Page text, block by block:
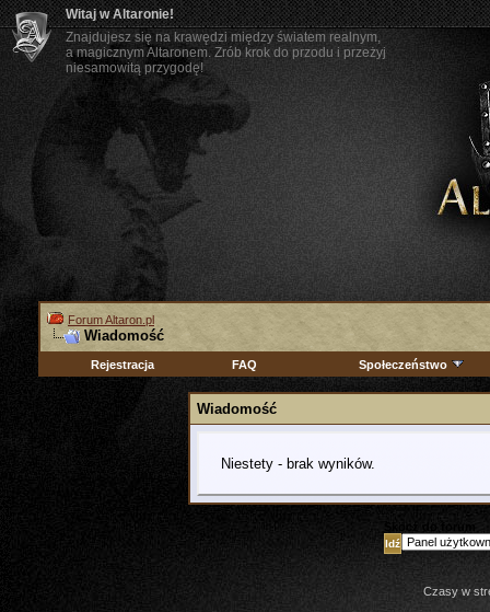
Witaj w Altaronie!
Znajdujesz się na krawędzi między światem realnym,
a magicznym Altaronem. Zrób krok do przodu i przeżyj
niesamowitą przygodę!
Forum Altaron.pl
Wiadomość
Rejestracja FAQ Społeczeństwo
Wiadomość
Niestety - brak wyników.
Skocz do forum
Czasy w